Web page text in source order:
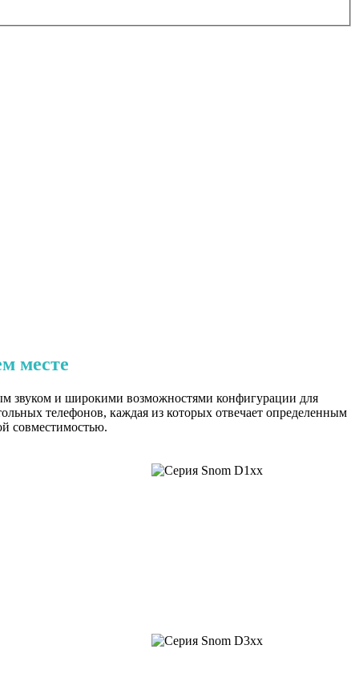
месте
звуком и широкими возможностями конфигурации для
телефонов, каждая из которых отвечает определенным
совместимостью.